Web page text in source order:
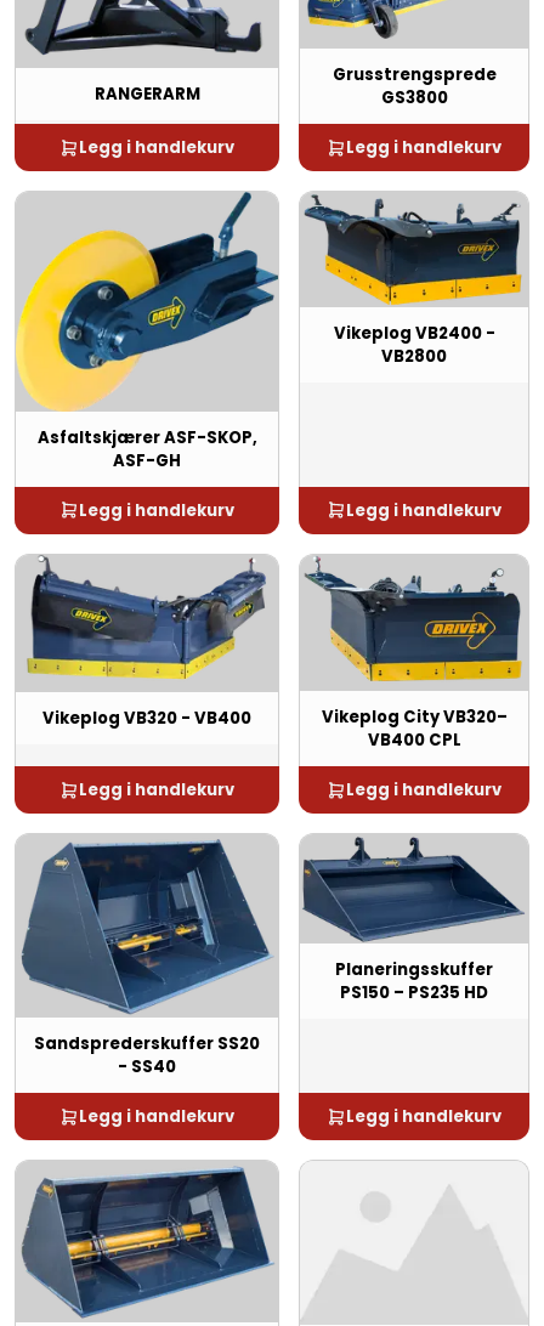
RANGERARM
Legg i handlekurv
Grusstrengsprede
GS3800
Legg i handlekurv
Asfaltskjærer ASF-SKOP,
ASF-GH
Legg i handlekurv
Vikeplog VB2400 -
VB2800
Legg i handlekurv
Vikeplog VB320 - VB400
Legg i handlekurv
Vikeplog City VB320–
VB400 CPL
Legg i handlekurv
Sandsprederskuffer SS20
- SS40
Legg i handlekurv
Planeringsskuffer
PS150 – PS235 HD
Legg i handlekurv